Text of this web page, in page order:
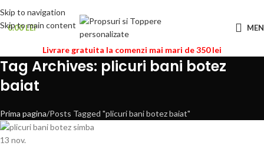
Skip to navigation
Skip to main content
0.00LEI
Livrare gratuita la comenzi mai mari de 350 lei
Tag Archives: plicuri bani botez
baiat
Prima pagina Posts Tagged "plicuri bani botez baiat"
13 nov.